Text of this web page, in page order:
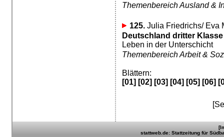
Themenbereich Ausland &
125.Julia Friedrichs/ Eva
Deutschland dritter Klasse
Leben in der Unterschicht
Themenbereich Arbeit &
Blättern:
[01] [02] [03] [04] [05] [06]
stattweb.de: Stattzeitung für